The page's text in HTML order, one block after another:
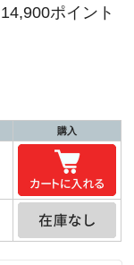
ポイント
購入